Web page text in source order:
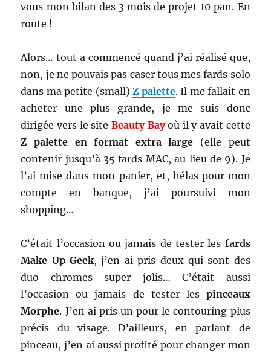
vous mon bilan des 3 mois de projet 10 pan. En
route !
Alors… tout a commencé quand j’ai réalisé que,
non, je ne pouvais pas caser tous mes fards solo
dans ma petite (small)Z palette. Il me fallait en
acheter une plus grande, je me suis donc
dirigée vers le site Beauty Bayoù il y avait cette
Z palette en format extra large (elle peut
contenir jusqu’à 35 fards MAC, au lieu de 9). Je
l’ai mise dans mon panier, et, hélas pour mon
compte en banque, j’ai poursuivi mon
shopping…
C’était l’occasion ou jamais de tester les fards
Make Up Geek, j’en ai pris deux qui sont des
duo chromes super jolis… C’était aussi
l’occasion ou jamais de tester les pinceaux
Morphe. J’en ai pris un pour le contouring plus
précis du visage. D’ailleurs, en parlant de
pinceau, j’en ai aussi profité pour changer mon